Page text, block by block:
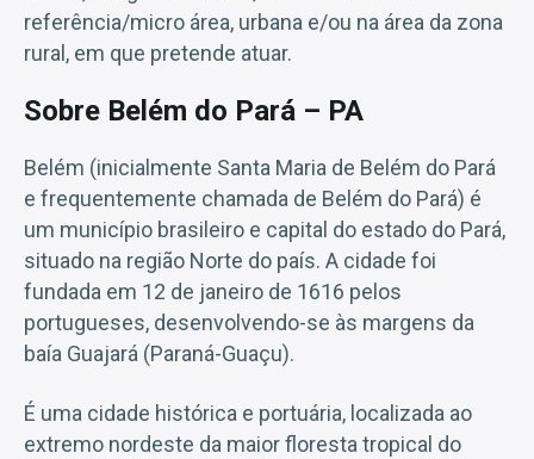
referência/micro área, urbana e/ou na área da zona
rural, em que pretende atuar.
Sobre Belém do Pará – PA
Belém (inicialmente Santa Maria de Belém do Pará
e frequentemente chamada de Belém do Pará) é
um município brasileiro e capital do estado do Pará,
situado na região Norte do país. A cidade foi
fundada em 12 de janeiro de 1616 pelos
portugueses, desenvolvendo-se às margens da
baía Guajará (Paraná-Guaçu).
É uma cidade histórica e portuária, localizada ao
extremo nordeste da maior floresta tropical do